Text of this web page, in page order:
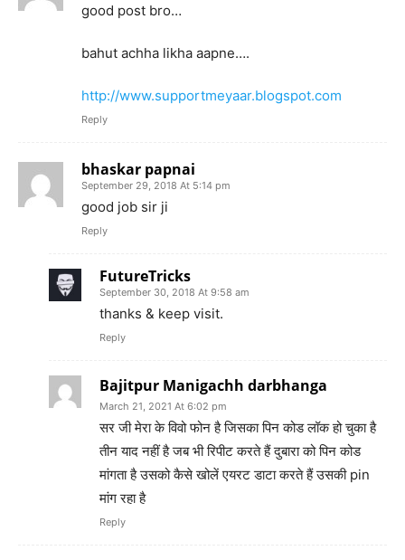
good post bro…
bahut achha likha aapne….
http://www.supportmeyaar.blogspot.com
Reply
bhaskar papnai
September 29, 2018 At 5:14 pm
good job sir ji
Reply
FutureTricks
September 30, 2018 At 9:58 am
thanks & keep visit.
Reply
Bajitpur Manigachh darbhanga
March 21, 2021 At 6:02 pm
सर जी मेरा के विवो फोन है जिसका पिन कोड लॉक हो चुका है
तीन याद नहीं है जब भी रिपीट करते हैं दुबारा को पिन कोड
मांगता है उसको कैसे खोलें एयरट डाटा करते हैं उसकी pin
मांग रहा है
Reply